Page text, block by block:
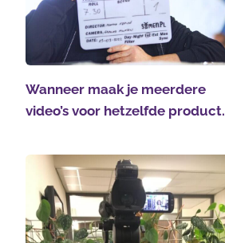
Wanneer maak je meerdere
video’s voor hetzelfde product.